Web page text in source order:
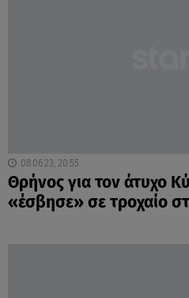
08.06.23, 20:55
Θρήνος για τον άτυχο
«έσβησε» σε τροχαίο